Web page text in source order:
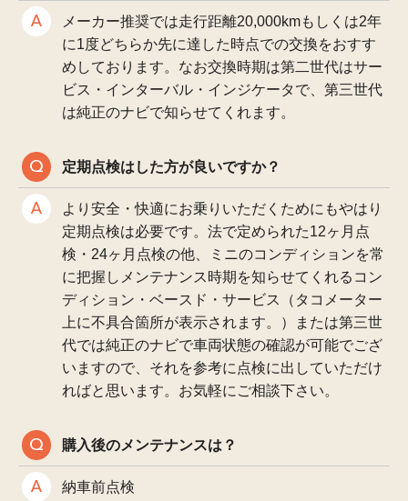
メーカー推奨では走行距離20,000kmもしくは2年
に1度どちらか先に達した時点での交換をおすす
めしております。なお交換時期は第二世代はサー
ビス・インターバル・インジケータで、第三世代
は純正のナビで知らせてくれます。
定期点検はした方が良いですか？
より安全・快適にお乗りいただくためにもやはり
定期点検は必要です。法で定められた12ヶ月点
検・24ヶ月点検の他、ミニのコンディションを常
に把握しメンテナンス時期を知らせてくれるコン
ディション・ベースド・サービス（タコメーター
上に不具合箇所が表示されます。）または第三世
代では純正のナビで車両状態の確認が可能でござ
いますので、それを参考に点検に出していただけ
ればと思います。お気軽にご相談下さい。
購入後のメンテナンスは？
納車前点検